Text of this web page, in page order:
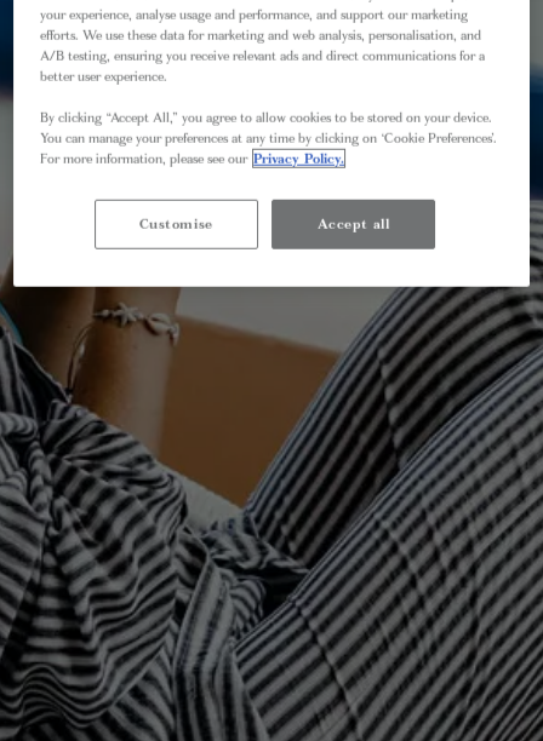
your experience, analyse usage and performance, and support our marketing
efforts. We use these data for marketing and web analysis, personalisation, and
A/B testing, ensuring you receive relevant ads and direct communications for a
better user experience.
By clicking “Accept All,” you agree to allow cookies to be stored on your device.
You can manage your preferences at any time by clicking on ‘Cookie Preferences’.
For more information, please see our Privacy Policy.
Accept all
Customise